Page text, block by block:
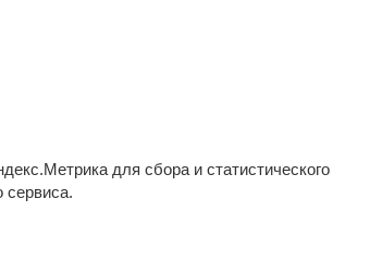
для сбора и статистического
сервиса.